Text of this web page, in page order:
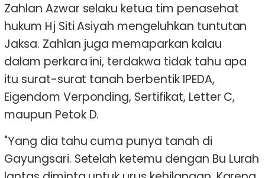
Zahlan Azwar selaku ketua tim penasehat
hukum Hj Siti Asiyah mengeluhkan tuntutan
Jaksa. Zahlan juga memaparkan kalau
dalam perkara ini, terdakwa tidak tahu apa
itu surat-surat tanah berbentik IPEDA,
Eigendom Verponding, Sertifikat, Letter C,
maupun Petok D.
"Yang dia tahu cuma punya tanah di
Gayungsari. Setelah ketemu dengan Bu Lurah